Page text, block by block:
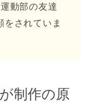
動部の友達
をされていま
制作の原